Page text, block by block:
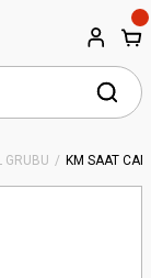
GRUBU KM SAAT